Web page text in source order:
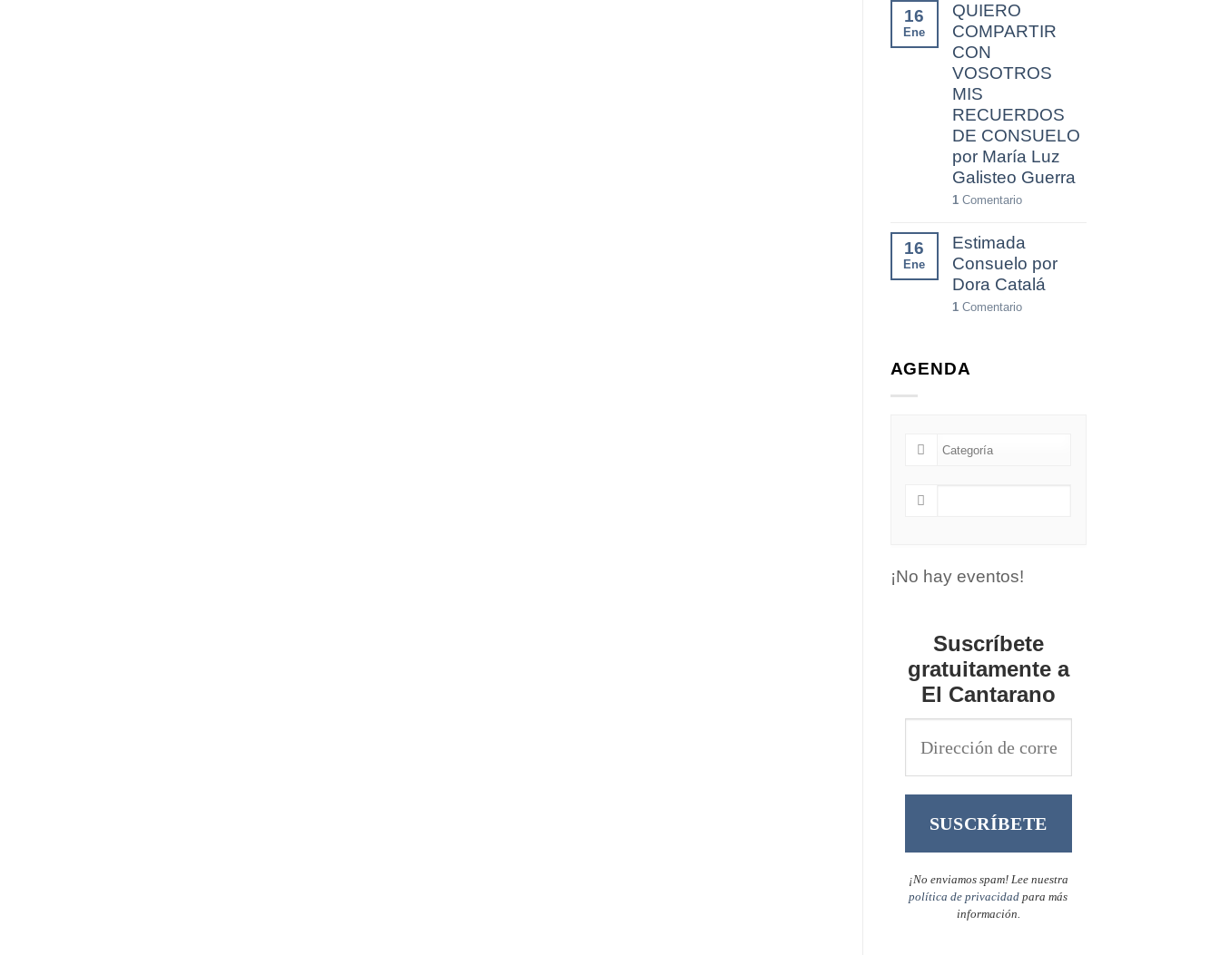
16
Ene
QUIERO
COMPARTIR
CON
VOSOTROS
MIS
RECUERDOS
DE CONSUELO
por María Luz
Galisteo Guerra
1Comentario
16
Ene
Estimada
Consuelo por
Dora Catalá
1Comentario
AGENDA
¡No hay eventos!
Suscríbete
gratuitamente a
El Cantarano
¡No enviamos spam! Lee nuestra
política de privacidad para más
información.